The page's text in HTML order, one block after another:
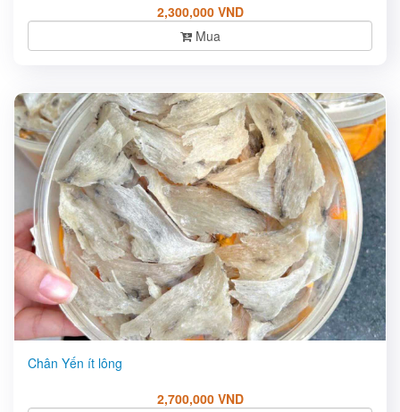
2,300,000 VND
Mua
Chân Yến ít lông
2,700,000 VND